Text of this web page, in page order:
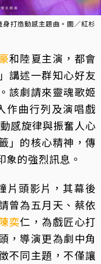
打造動感主題曲。圖／紅杉
和陸夏主演，都會
講述一群知心好友
該劇請來靈魂歌姬
作曲行列及演唱戲
感旋律與振奮人心
」的核心精神，傳
的強烈訊息。
片頭影片，其幕後
曾為五月天、蔡依
奕仁，為戲匠心打
，導演更為劇中角
不同主題，不僅讓